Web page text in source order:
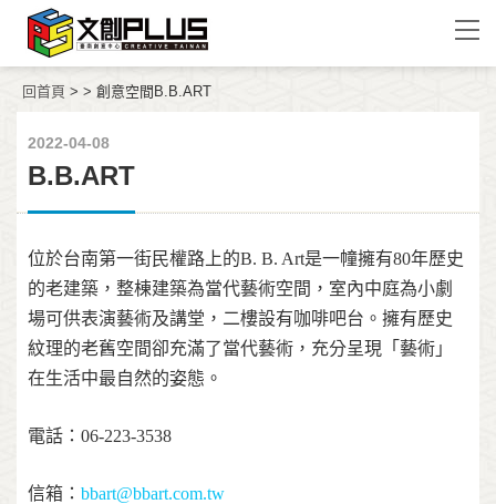
回首頁 > > 創意空間 B.B.ART
2022-04-08
B.B.ART
位於台南第一街民權路上的B. B. Art是一幢擁有80年歷史
的老建築，整棟建築為當代藝術空間，室內中庭為小劇
場可供表演藝術及講堂，二樓設有咖啡吧台。擁有歷史
紋理的老舊空間卻充滿了當代藝術，充分呈現「藝術」
在生活中最自然的姿態。
電話：06-223-3538
信箱：bbart@bbart.com.tw